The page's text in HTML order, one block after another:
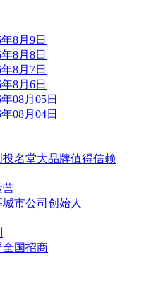
8月9日
8月8日
8月7日
8月6日
08月05日
08月04日
名堂大品牌值得信赖
营
市公司创始人
全国招商